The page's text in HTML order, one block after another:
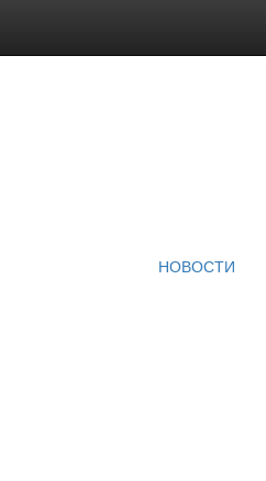
НОВОСТИ